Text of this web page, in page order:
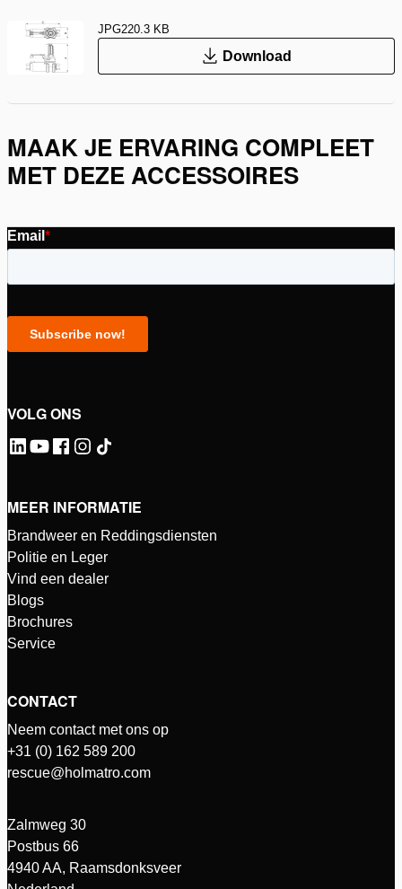
JPG220.3 KB
Download
MAAK JE ERVARING COMPLEET
MET DEZE ACCESSOIRES
VOLG ONS
MEER INFORMATIE
Brandweer en Reddingsdiensten
Politie en Leger
Vind een dealer
Blogs
Brochures
Service
CONTACT
Neem contact met ons op
+31 (0) 162 589 200
rescue@holmatro.com
Zalmweg 30
Postbus 66
4940 AA, Raamsdonksveer